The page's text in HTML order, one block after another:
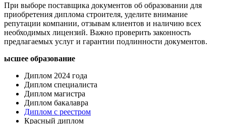
При выборе поставщика документов об образовании для
приобретения диплома строителя, уделите внимание
репутации компании, отзывам клиентов и наличию всех
необходимых лицензий. Важно проверить законность
предлагаемых услуг и гарантии подлинности документов.
ысшее образование
Диплом 2024 года
Диплом специалиста
Диплом магистра
Диплом бакалавра
Диплом с реестром
Красный диплом